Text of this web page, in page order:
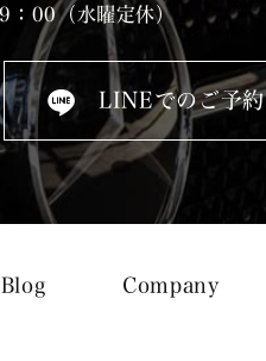
00（水曜定休）
LINEでのご予約
Blog Company